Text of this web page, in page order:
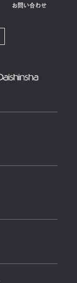
お問い合わせ